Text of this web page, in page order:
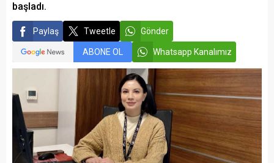
başladı.
Paylaş Tweetle Gönder
ABONE OL Whatsapp Kanalımız